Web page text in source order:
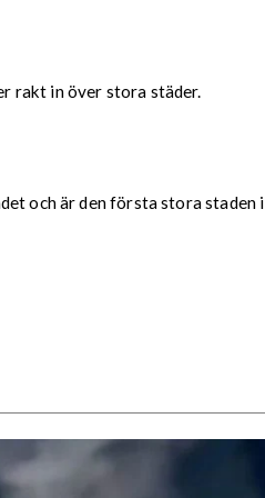
rakt in över stora städer.
och är den första stora staden i